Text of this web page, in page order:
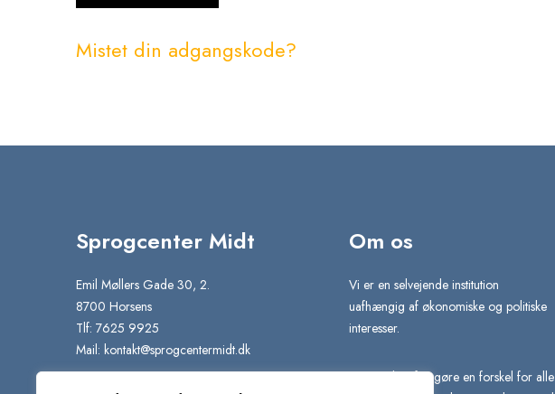
æ
v
Mistet din adgangskode?
Sprogcenter Midt
Emil Møllers Gade 30, 2.
8700 Horsens
Tlf: 7625 9925
Mail: kontakt@sprogcentermidt.dk
Om os
Vi er en selvejende institution
uafhængig af økonomiske og politiske
interesser.
Vi er stolte af at gøre en forskel for alle